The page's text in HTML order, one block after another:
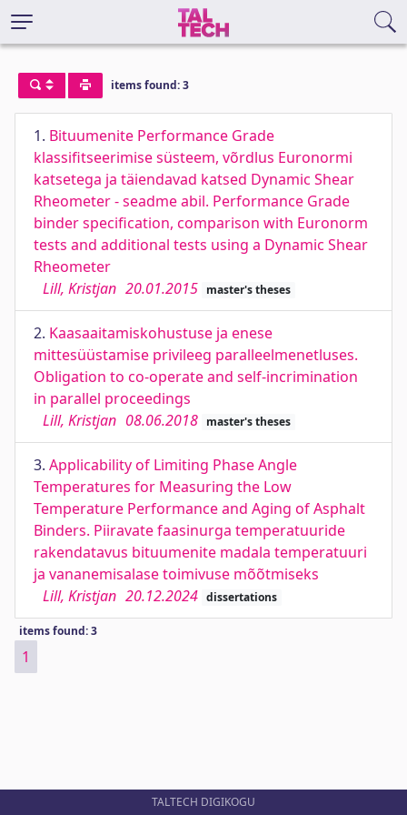
items found: 3
1. Bituumenite Performance Grade
klassifitseerimise süsteem, võrdlus Euronormi
katsetega ja täiendavad katsed Dynamic Shear
Rheometer - seadme abil. Performance Grade
binder specification, comparison with Euronorm
tests and additional tests using a Dynamic Shear
Rheometer
Lill, Kristjan 20.01.2015 master's theses
2. Kaasaaitamiskohustuse ja enese
mittesüüstamise privileeg paralleelmenetluses.
Obligation to co-operate and self-incrimination
in parallel proceedings
Lill, Kristjan 08.06.2018 master's theses
3. Applicability of Limiting Phase Angle
Temperatures for Measuring the Low
Temperature Performance and Aging of Asphalt
Binders. Piiravate faasinurga temperatuuride
rakendatavus bituumenite madala temperatuuri
ja vananemisalase toimivuse mõõtmiseks
Lill, Kristjan 20.12.2024 dissertations
items found: 3
1
TALTECH DIGIKOGU